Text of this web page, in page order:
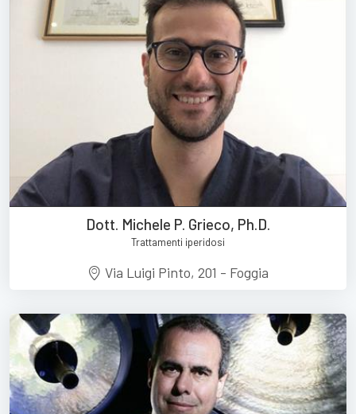
Dott. Michele P. Grieco, Ph.D.
Trattamenti iperidosi
Via Luigi Pinto, 201 - Foggia